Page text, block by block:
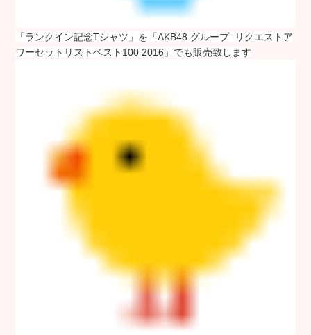
「ランクイン記念Tシャツ」を「AKB48 グループ リクエストア
ワーセットリストベスト100 2016」でも販売致します